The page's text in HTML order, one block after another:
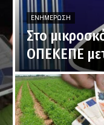
ΕΝΗΜΈΡΩΣΗ
Στο
ΟΠΕΚΕΠΕ